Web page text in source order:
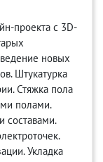
проекта с 3D-
новых
Штукатурка
Стяжка пола
полами.
составами.
Укладка